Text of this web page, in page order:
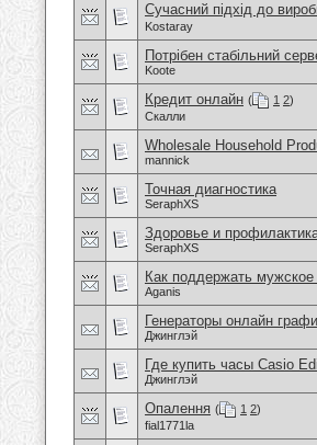
Сучасний підхід до
Kostaray
Потрібен стабільний
Koote
Кредит онлайн ( 1 2)
Скалли
Wholesale Household
mannick
Точная диагностика
SeraphXS
Здоровье и
SeraphXS
Как поддержать
Aganis
Генераторы онлайн
Джинглэй
Где купить часы Casio
Джинглэй
Опалення ( 1 2)
fial1771la